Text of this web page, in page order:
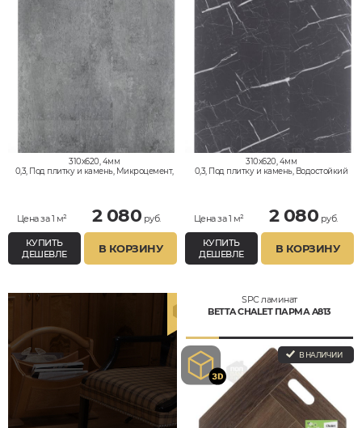
310x620, 4мм
0,3, Под плитку и камень, Микроцемент,
Цена за 1 м² 2 080 руб.
КУПИТЬ
ДЕШЕВЛЕ
В КОРЗИНУ
310x620, 4мм
0,3, Под плитку и камень, Водостойкий
Цена за 1 м² 2 080 руб.
КУПИТЬ
ДЕШЕВЛЕ
В КОРЗИНУ
SPC ламинат
BETTA CHALET ПАРМА A813
В НАЛИЧИИ